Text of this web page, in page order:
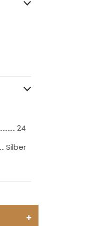
24
Silber